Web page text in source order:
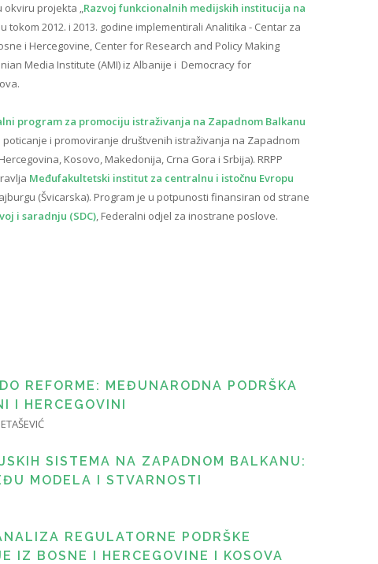
okviru projekta „Razvoj funkcionalnih medijskih institucija na
tokom 2012. i 2013. godine implementirali Analitika - Centar za
i Hercegovine, Center for Research and Policy Making
Media Institute (AMI) iz Albanije i Democracy for
program za promociju istraživanja na Zapadnom Balkanu
poticanje i promoviranje društvenih istraživanja na Zapadnom
Kosovo, Makedonija, Crna Gora i Srbija). RRPP
Međufakultetski institut za centralnu i istočnu Evropu
(Švicarska). Program je u potpunosti finansiran od strane
i saradnju (SDC), Federalni odjel za inostrane poslove.
REFORME: MEĐUNARODNA PODRŠKA
I HERCEGOVINI
SISTEMA NA ZAPADNOM BALKANU:
MODELA I STVARNOSTI
REGULATORNE PODRŠKE
IZ BOSNE I HERCEGOVINE I KOSOVA